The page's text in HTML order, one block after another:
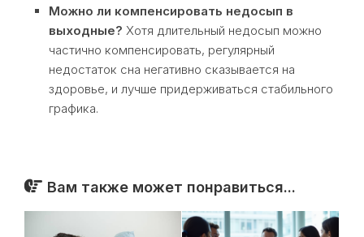
Можно ли компенсировать недосып в
выходные? Хотя длительный недосып можно
частично компенсировать, регулярный
недостаток сна негативно сказывается на
здоровье, и лучше придерживаться стабильного
графика.
Вам также может понравиться...